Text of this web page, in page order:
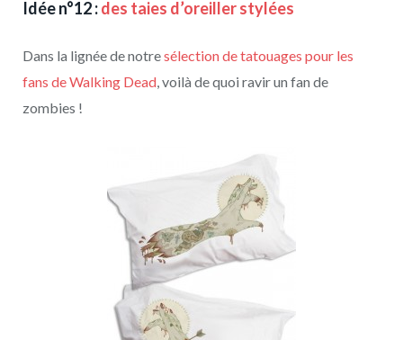
Idée n°12 :des taies d’oreiller stylées
Dans la lignée de notresélection de tatouages pour les
fans de Walking Dead , voilà de quoi ravir un fan de
zombies !